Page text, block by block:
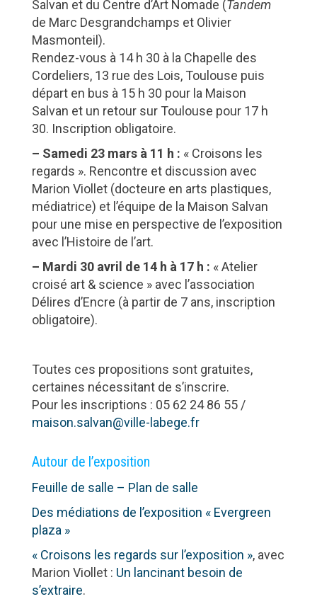
Salvan et du Centre d’Art Nomade (Tandem
de Marc Desgrandchamps et Olivier
Masmonteil).
Rendez-vous à 14 h 30 à la Chapelle des
Cordeliers, 13 rue des Lois, Toulouse puis
départ en bus à 15 h 30 pour la Maison
Salvan et un retour sur Toulouse pour 17 h
30. Inscription obligatoire.
– Samedi 23 mars à 11 h : « Croisons les
regards ». Rencontre et discussion avec
Marion Viollet (docteure en arts plastiques,
médiatrice) et l’équipe de la Maison Salvan
pour une mise en perspective de l’exposition
avec l’Histoire de l’art.
– Mardi 30 avril de 14 h à 17 h : « Atelier
croisé art & science » avec l’association
Délires d’Encre (à partir de 7 ans, inscription
obligatoire).
Toutes ces propositions sont gratuites,
certaines nécessitant de s’inscrire.
Pour les inscriptions : 05 62 24 86 55 /
maison.salvan@ville-labege.fr
Autour de l’exposition
Feuille de salle – Plan de salle
Des médiations de l’exposition « Evergreen
plaza »
« Croisons les regards sur l’exposition », avec
Marion Viollet : Un lancinant besoin de
s’extraire.